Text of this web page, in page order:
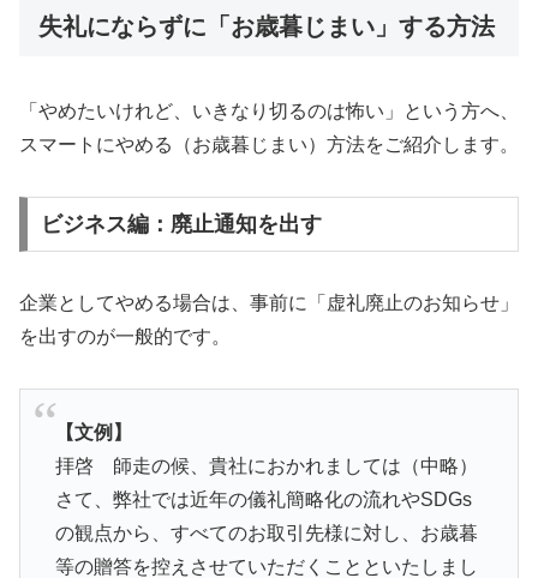
失礼にならずに「お歳暮じまい」する方法
「やめたいけれど、いきなり切るのは怖い」という方へ、
スマートにやめる（お歳暮じまい）方法をご紹介します。
ビジネス編：廃止通知を出す
企業としてやめる場合は、事前に「虚礼廃止のお知らせ」
を出すのが一般的です。
【文例】
拝啓 師走の候、貴社におかれましては（中略）
さて、弊社では近年の儀礼簡略化の流れやSDGs
の観点から、すべてのお取引先様に対し、お歳暮
等の贈答を控えさせていただくことといたしまし